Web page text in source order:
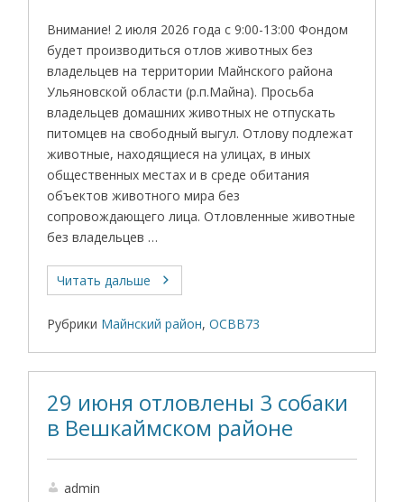
Внимание! 2 июля 2026 года с 9:00-13:00 Фондом
будет производиться отлов животных без
владельцев на территории Майнского района
Ульяновской области (р.п.Майна). Просьба
владельцев домашних животных не отпускать
питомцев на свободный выгул. Отлову подлежат
животные, находящиеся на улицах, в иных
общественных местах и в среде обитания
объектов животного мира без
сопровождающего лица. Отловленные животные
без владельцев …
Читать дальше
Рубрики Майнский район,ОСВВ73
29 июня отловлены 3 собаки
в Вешкаймском районе
admin